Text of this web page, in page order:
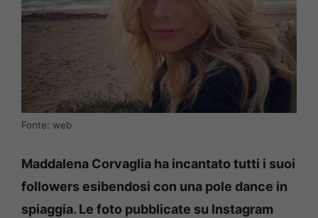
Fonte: web
Maddalena Corvaglia ha incantato tutti i suoi
followers esibendosi con una pole dance in
spiaggia. Le foto pubblicate su Instagram